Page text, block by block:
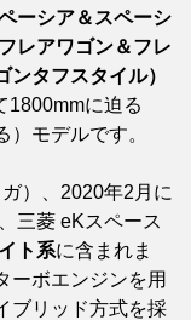
ーシア＆スペーシ
レアワゴン＆フレ
タフスタイル）
1800mmに迫る
）モデルです。
）、2020年2月に
三菱 eKスペース
ト系に含まれま
ーボエンジンを用
ブリッド方式を採